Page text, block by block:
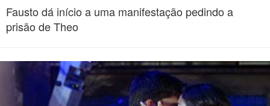
Fausto dá início a uma manifestação pedindo a
prisão de Theo